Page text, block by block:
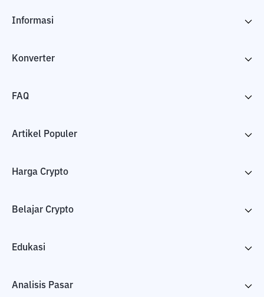
Informasi
Konverter
FAQ
Artikel Populer
Harga Crypto
Belajar Crypto
Edukasi
Analisis Pasar